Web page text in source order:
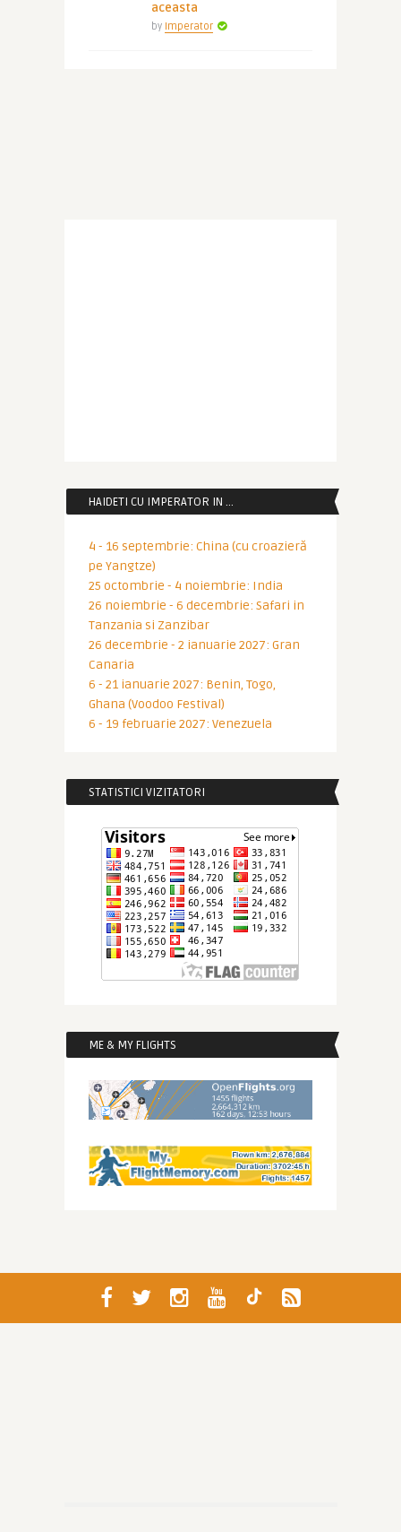
aceasta
by Imperator
HAIDETI CU IMPERATOR IN …
4 - 16 septembrie: China (cu croazieră
pe Yangtze)
25 octombrie - 4 noiembrie: India
26 noiembrie - 6 decembrie: Safari in
Tanzania si Zanzibar
26 decembrie - 2 ianuarie 2027: Gran
Canaria
6 - 21 ianuarie 2027: Benin, Togo,
Ghana (Voodoo Festival)
6 - 19 februarie 2027: Venezuela
STATISTICI VIZITATORI
ME & MY FLIGHTS